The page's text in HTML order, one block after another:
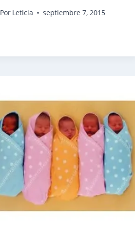
Por Leticia septiembre 7, 2015